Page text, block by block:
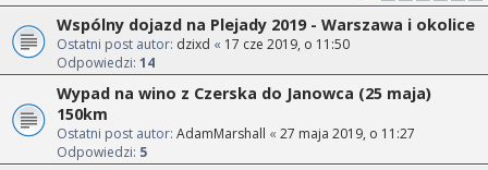
Wspólny dojazd na Plejady 2019 - Warszawa i okolice
Ostatni post autor: dzixd « 17 cze 2019, o 11:50
Odpowiedzi: 14
Wypad na wino z Czerska do Janowca (25 maja)
150km
Ostatni post autor: AdamMarshall « 27 maja 2019, o 11:27
Odpowiedzi: 5